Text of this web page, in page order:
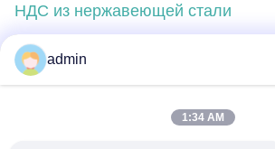
НДС из нержавеющей стали
Быстрый контакт
admin
1:34 AM